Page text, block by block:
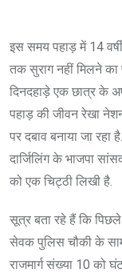
इस समय पहाड़ में 14
तक सुराग नहीं मिलने का
दिनदहाड़े एक छात्र के
पहाड़ की जीवन रेखा
पर दबाव बनाया जा
दार्जिलिंग के भाजपा
को एक चिट्ठी लिखी है.
सूत्र बता रहे हैं कि
सेवक पुलिस चौकी के
राजमार्ग संख्या 10 को